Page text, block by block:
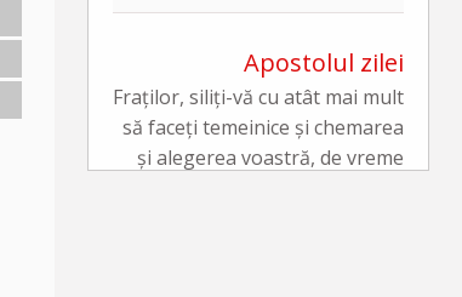
Apostolul zilei
Fraților, siliți-vă cu atât mai mult
să faceți temeinice și chemarea
și alegerea voastră, de vreme